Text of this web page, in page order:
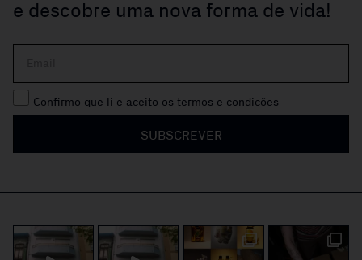
e descobre uma nova forma de vida!
Confirmo que li e aceito os termos e condições
SUBSCREVER